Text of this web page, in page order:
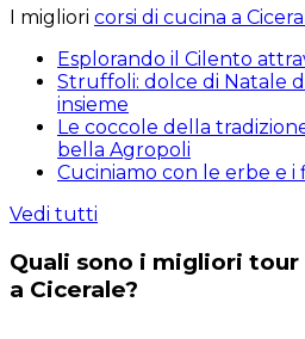
I migliori corsi di cucina a
Esplorando il Cilento
Struffoli: dolce di Natale
insieme
Le coccole della
bella Agropoli
Cuciniamo con le erbe e i
Vedi tutti
Quali sono i migliori
a Cicerale?